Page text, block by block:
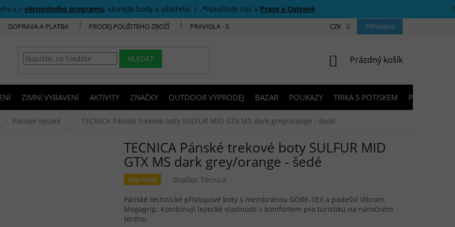
👉 věrnostního programu, sbírejte body a ušetřete. | 📍Navštivte nás v Praze a Ostravě
DOPRAVA A PLATBA PRODEJ POUŽITÉHO ZBOŽÍ PRAVIDLA - SOUTĚŽE PRODEJNY KONTAKTY
CZK Přihlášení
HLEDAT NÁKUPNÍ KOŠÍK
Prázdný košík
ZIMNÍ VYBAVENÍ AKTIVITY ZNAČKY OUTDOOR VÝPRODEJ BAZAR POUKAZY TRIKA S POTISKEM PŮJČOVNA
Pánské vysoké TECNICA Pánské trekové boty SULFUR MID GTX MS dark grey/orange - šedé
TECNICA Pánské trekové boty SULFUR MID
GTX MS dark grey/orange - šedé
Výprodej Značka: Tecnica
Pánské technické přístupové boty s membránou GORE-TEX a podešví Vibram
Megagrip. Kombinují lezecké vlastnosti s komfortem pro turistiku na náročném
terénu.